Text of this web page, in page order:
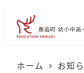
ホーム お知